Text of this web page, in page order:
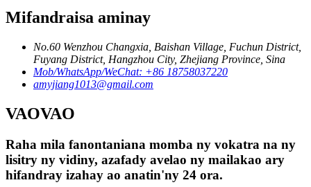
Mifandraisa aminay
No.60 Wenzhou Changxia, Baishan Village, Fuchun District,
Fuyang District, Hangzhou City, Zhejiang Province, Sina
Mob/WhatsApp/WeChat: +86 18758037220
amyjiang1013@gmail.com
VAOVAO
Raha mila fanontaniana momba ny vokatra na ny
lisitry ny vidiny, azafady avelao ny mailakao ary
hifandray izahay ao anatin'ny 24 ora.